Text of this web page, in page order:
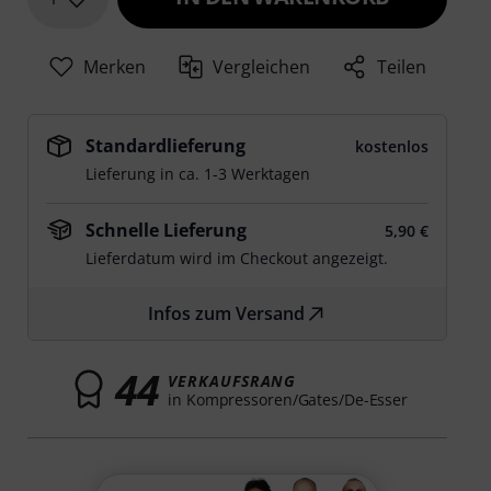
Merken Vergleichen Teilen
Standardlieferung
kostenlos
Lieferung in ca. 1-3 Werktagen
Schnelle Lieferung
5,90 €
Lieferdatum wird im Checkout angezeigt.
Infos zum Versand
44 VERKAUFSRANG
in Kompressoren/Gates/De-Esser